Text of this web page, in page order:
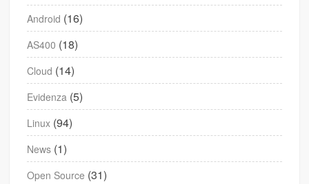
Android (16)
AS400 (18)
Cloud (14)
Evidenza (5)
Linux (94)
News (1)
Open Source (31)